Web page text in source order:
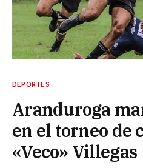
DEPORTES
Aranduroga
en el torneo de
«Veco» Villegas